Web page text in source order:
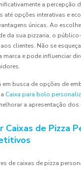
a percepção
até opções interativas e
únicas. Ao
da sua pizzaria, o
clientes. Não se
marca e pode influenciar
em busca de opções de
Caixa para bolo
a apresentação
Caixas de Pizza
de caixas de pizza